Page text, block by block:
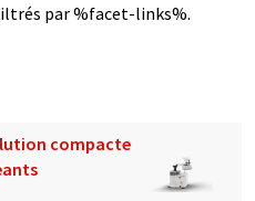
par %facet-links%.
compacte